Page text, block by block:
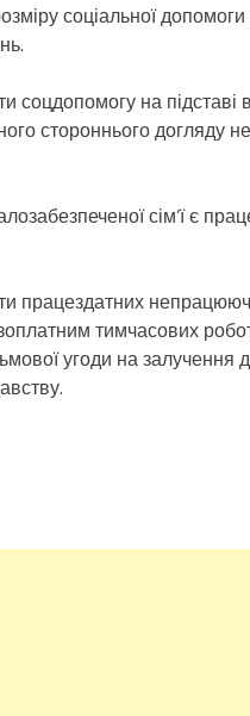
соціальної
на підставі
стороннього догляду
сім’ї є
працездатних
тимчасових
угоди на залучення